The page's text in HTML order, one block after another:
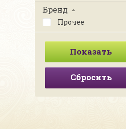
Бренд
Прочее
Сбросить